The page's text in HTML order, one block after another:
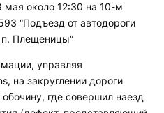
около 12:30 на 10-м
“Подъезд от автодороги
Плещеницы“
управляя
на закруглении дороги
где совершил наезд